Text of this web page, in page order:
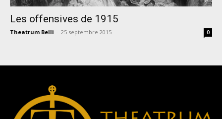
Les offensives de 1915
Theatrum Belli - 25 septembre 2015 0